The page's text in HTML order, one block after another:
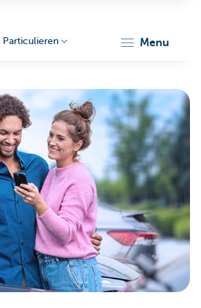
Particulieren menu